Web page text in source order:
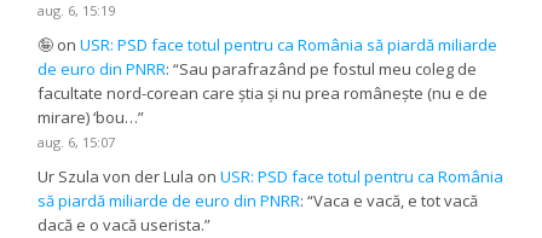
aug. 6, 15:19
🤪 onUSR: PSD face totul pentru ca România să piardă miliarde
de euro din PNRR: “Sau parafrazând pe fostul meu coleg de
facultate nord-corean care știa și nu prea românește (nu e de
mirare) ‘bou…”
aug. 6, 15:07
Ur Szula von der Lula onUSR: PSD face totul pentru ca România
să piardă miliarde de euro din PNRR: “Vaca e vacă, e tot vacă
dacă e o vacă userista.”